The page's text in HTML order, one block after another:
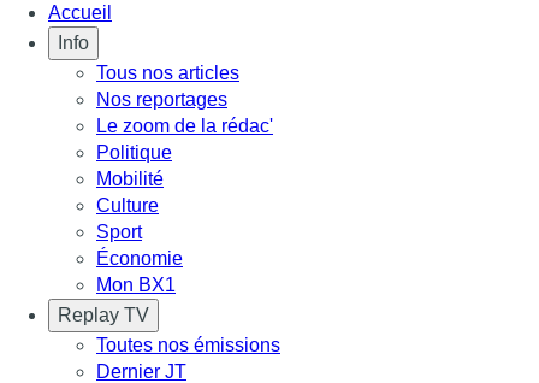
Accueil
Info
Tous nos articles
Nos reportages
Le zoom de la rédac'
Politique
Mobilité
Culture
Sport
Économie
Mon BX1
Replay TV
Toutes nos émissions
Dernier JT